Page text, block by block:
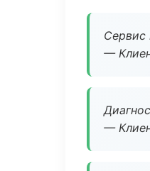
Сервис
—
—